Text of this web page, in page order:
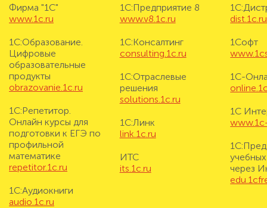
Фирма "1С"
www.1c.ru
1С:Образование.
Цифровые
образовательные
продукты
obrazovanie.1c.ru
1С:Репетитор.
Онлайн курсы для
подготовки к ЕГЭ по
профильной
математике
repetitor.1c.ru
1С:Аудиокниги
audio.1c.ru
1С:Предприятие 8
www.v8.1c.ru
1С:Консалтинг
consulting.1c.ru
1С:Отраслевые
решения
solutions.1c.ru
1С:Линк
link.1c.ru
ИТС
its.1c.ru
dist.1c.ru
1Софт
1С-
1С
через